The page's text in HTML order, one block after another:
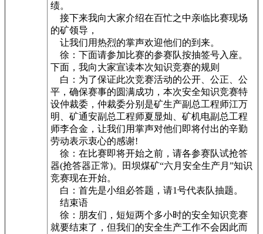
绩。
接下来我向大家介绍在百忙之中亲临比赛现场
的矿领导，
让我们用热烈的掌声欢迎他们的到来。
徐：下面请参加比赛的参赛队按抽签号入座。
下面，我向大家宣读本次知识竞赛的规则
白：为了保证此次竞赛活动的公开、公正、公
平，确保赛事的圆满成功，本次安全知识竞赛特
设仲裁委，仲裁委分别是矿生产副总工程师江万
明、矿通安副总工程师夏显灿、矿机电副总工程
师李合金，让我们用掌声对他们即将付出的辛勤
劳动表示衷心的感谢!
徐：在比赛即将开始之前，请各参赛队试抢答
器(抢答器正常)。田坝煤矿“六月安全生产月”知识
竞赛现在开始。
白：首先是小组必答题，请1号代表队抽题。
结束语
徐：朋友们，短短两个多小时的安全知识竞赛
就要结束了，但我们的安全生产工作不会因此而